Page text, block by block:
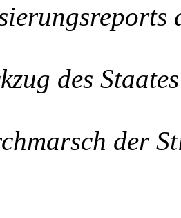
des
der